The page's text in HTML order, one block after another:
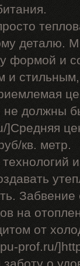
деталю.
формой и
и
не должны
]Средняя
кв. метр.
на
от
prof.ru/